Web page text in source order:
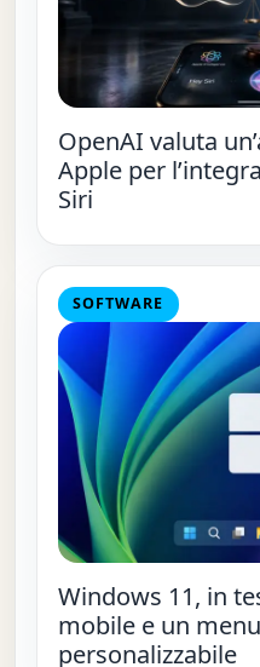
OpenAI valuta
Apple per
Siri
SOFTWARE
Windows 11, in
mobile e un
personalizzabile